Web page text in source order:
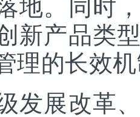
地。同时
新产品类
理的长效
展改革、